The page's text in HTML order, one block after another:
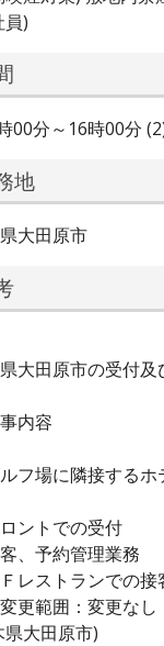
員)
00分～16時00分
地
大田原市
大田原市の受付
内容
フ場に隣接するホ
ントでの受付
客、予約管理業務
Ｆレストランでの
更範囲：変更なし
県大田原市)